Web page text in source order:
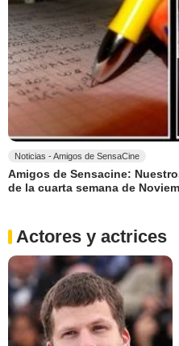
Noticias - Amigos de SensaCine
Amigos de Sensacine:
de la cuarta semana de
Actores y actrices